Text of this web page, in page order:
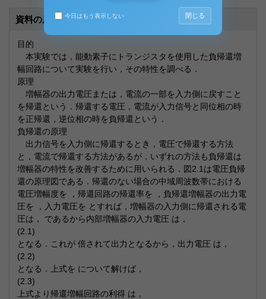
資料の原本内容
目的
本実験では，能動素子にトランジスタを使用した負帰還増
幅回路について実験を行い，その特性を調べる．
原理
増幅器の出力電圧または，電流の一部を入力側に戻すこと
を帰還という．帰還する電圧，電流が入力信号と同位相の時
を正帰還，逆位相の時を負帰還という．
負帰還の原理
出力信号を入力側に帰還するとき，電圧で帰還する方法
と，電流で帰還する方法があるが，いずれの方法も負帰還は
増幅器の特性を改善するために用いられる．図2.1は電圧負帰
還の原理図である．帰還のない場合の中域周波数帯における
電圧増幅度を ，帰還回路の帰還率を ，負帰還増幅器の出力電
圧を ，入力電圧を とすれば，増幅器の入力側に帰還される電
圧は， であるから内部増幅器の入力電圧 は，
(2.1)
となる．これが 倍されて出力となるから，出力電圧 は，
(2.2)
となる．上式を について解けば，
(2.3)
上式より帰還増幅回路の利得 は，
今日はもう表示しない 閉じる